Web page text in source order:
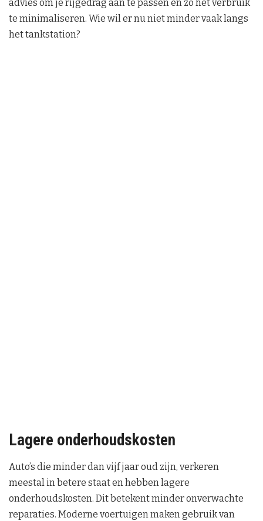
advies om je rijgedrag aan te passen en zo het verbruik
te minimaliseren. Wie wil er nu niet minder vaak langs
het tankstation?
Lagere onderhoudskosten
Auto’s die minder dan vijf jaar oud zijn, verkeren
meestal in betere staat en hebben lagere
onderhoudskosten. Dit betekent minder onverwachte
reparaties. Moderne voertuigen maken gebruik van